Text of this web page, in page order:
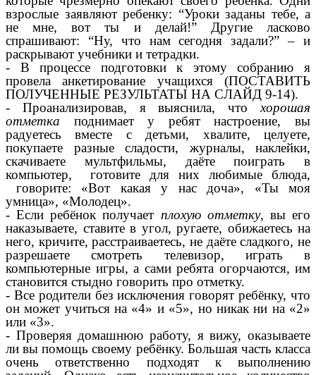
взрослые заявляют ребенку: “Уроки заданы тебе, а
не мне, вот ты и делай!” Другие ласково
спрашивают: “Ну, что нам сегодня задали?” – и
раскрывают учебники и тетрадки.
- В процессе подготовки к этому собранию я
провела анкетирование учащихся (ПОСТАВИТЬ
ПОЛУЧЕННЫЕ РЕЗУЛЬТАТЫ НА СЛАЙД 9-14).
- Проанализировав, я выяснила, что хорошая
отметка поднимает у ребят настроение, вы
радуетесь вместе с детьми, хвалите, целуете,
покупаете разные сладости, журналы, наклейки,
скачиваете мультфильмы, даёте поиграть в
компьютер, готовите для них любимые блюда,
говорите: «Вот какая у нас доча», «Ты моя
умница», «Молодец».
- Если ребёнок получает плохую отметку, вы его
наказываете, ставите в угол, ругаете, обижаетесь на
него, кричите, расстраиваетесь, не даёте сладкого, не
разрешаете смотреть телевизор, играть в
компьютерные игры, а сами ребята огорчаются, им
становится стыдно говорить про отметку.
- Все родители без исключения говорят ребёнку, что
он может учиться на «4» и «5», но никак ни на «2»
или «3».
- Проверяя домашнюю работу, я вижу, оказываете
ли вы помощь своему ребёнку. Большая часть класса
очень ответственно подходят к выполнению